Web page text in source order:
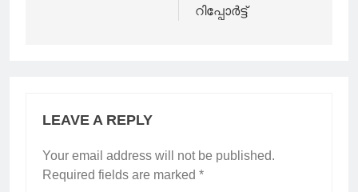
റിപ്പോർട്ട്
LEAVE A REPLY
Your email address will not be published.
Required fields are marked *